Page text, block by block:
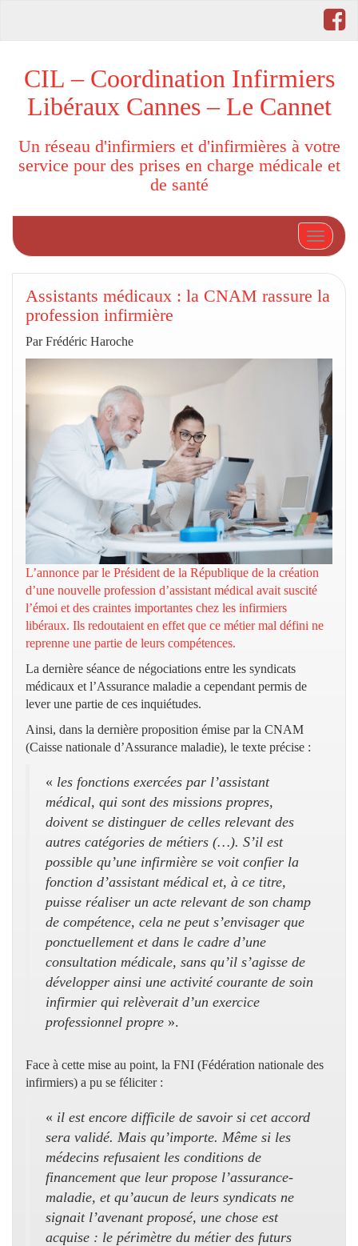
CIL – Coordination Infirmiers
Libéraux Cannes – Le Cannet
Un réseau d'infirmiers et d'infirmières à votre
service pour des prises en charge médicale et
de santé
Assistants médicaux : la CNAM rassure la
profession infirmière
Par Frédéric Haroche
L’annonce par le Président de la République de la création
d’une nouvelle profession d’assistant médical avait suscité
l’émoi et des craintes importantes chez les infirmiers
libéraux. Ils redoutaient en effet que ce métier mal défini ne
reprenne une partie de leurs compétences.
La dernière séance de négociations entre les syndicats
médicaux et l’Assurance maladie a cependant permis de
lever une partie de ces inquiétudes.
Ainsi, dans la dernière proposition émise par la CNAM
(Caisse nationale d’Assurance maladie), le texte précise :
« les fonctions exercées par l’assistant
médical, qui sont des missions propres,
doivent se distinguer de celles relevant des
autres catégories de métiers (…). S’il est
possible qu’une infirmière se voit confier la
fonction d’assistant médical et, à ce titre,
puisse réaliser un acte relevant de son champ
de compétence, cela ne peut s’envisager que
ponctuellement et dans le cadre d’une
consultation médicale, sans qu’il s’agisse de
développer ainsi une activité courante de soin
infirmier qui relèverait d’un exercice
professionnel propre ».
Face à cette mise au point, la FNI (Fédération nationale des
infirmiers) a pu se féliciter :
« il est encore difficile de savoir si cet accord
sera validé. Mais qu’importe. Même si les
médecins refusaient les conditions de
financement que leur propose l’assurance-
maladie, et qu’aucun de leurs syndicats ne
signait l’avenant proposé, une chose est
acquise : le périmètre du métier des futurs